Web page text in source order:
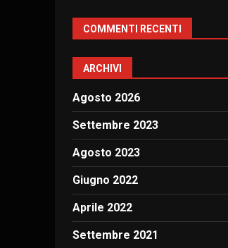
COMMENTI RECENTI
ARCHIVI
Agosto 2026
Settembre 2023
Agosto 2023
Giugno 2022
Aprile 2022
Settembre 2021